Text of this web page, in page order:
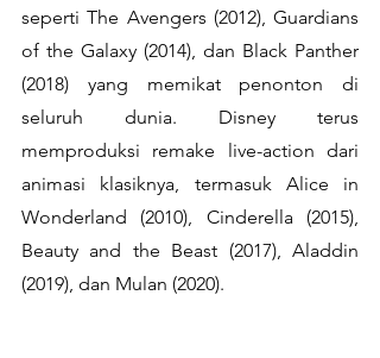
seperti The Avengers (2012), Guardians
of the Galaxy (2014), dan Black Panther
(2018) yang memikat penonton di
seluruh dunia. Disney terus
memproduksi remake live-action dari
animasi klasiknya, termasuk Alice in
Wonderland (2010), Cinderella (2015),
Beauty and the Beast (2017), Aladdin
(2019), dan Mulan (2020).